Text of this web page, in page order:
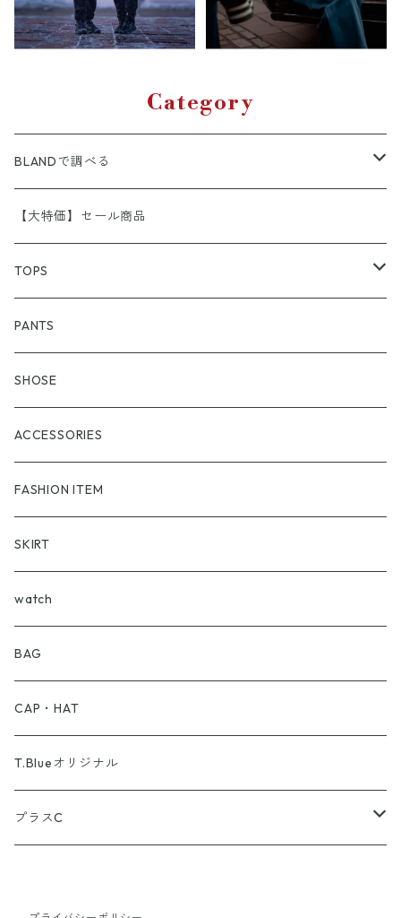
Category
BLANDで調べる
A.P.C
APE （A BATHING APE）
adidas
Aroha Burossamu
ARCTERYX
BURBERRY
BVLGARI
Barbour
BEAMS
BRU NA BOINN
brixton
COMME des GARCONS
【大特価】セール商品
TOPS
アウター
フーディー
スゥエット
セーター
Shirt
T-Shirt
PANTS
SHOSE
ACCESSORIES
FASHION ITEM
SKIRT
watch
BAG
CAP・HAT
T.Blueオリジナル
プラスC